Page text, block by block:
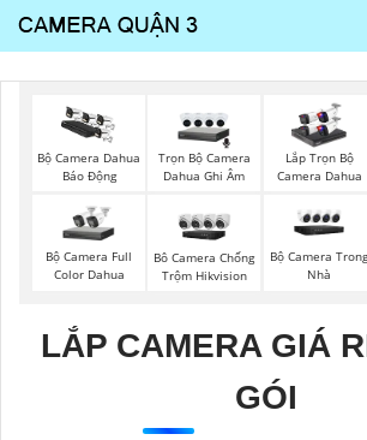
Bộ Camera Dahua
Báo Động
Trọn Bộ Camera
Dahua Ghi Âm
Lắp Trọn Bộ
Camera Dahua
Bộ Camera Full
Color Dahua
Bô Camera Chống
Trộm Hikvision
Bộ Camera
Nhà
LẮP CAMERA GIÁ
GÓI